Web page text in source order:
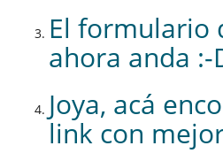
El formulario
ahora anda :-
Joya, acá
link con